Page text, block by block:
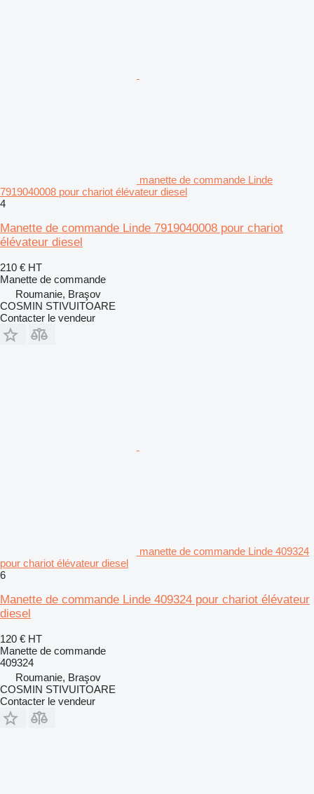
manette de commande Linde
7919040008 pour chariot élévateur diesel
4
Manette de commande Linde 7919040008 pour chariot
élévateur diesel
210 € HT
Manette de commande
Roumanie, Braşov
COSMIN STIVUITOARE
Contacter le vendeur
manette de commande Linde 409324
pour chariot élévateur diesel
6
Manette de commande Linde 409324 pour chariot élévateur
diesel
120 € HT
Manette de commande
409324
Roumanie, Braşov
COSMIN STIVUITOARE
Contacter le vendeur